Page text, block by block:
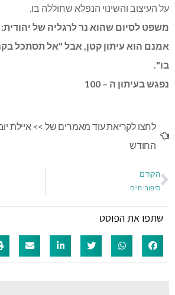
על העיצוב והשינוי הנפלא שחוללה בו.
משפט לסיום שהוא נר לרגליה של יהודית:
אמנם הוא עיתון קטן, אבל "אל תסתכל
בו".
נפגש בעיתון ה – 100
לחצו לקריאת עוד מאמרים של >> איילת
החודש
הקודם
סיפורי חיים
שתפו את הפוסט